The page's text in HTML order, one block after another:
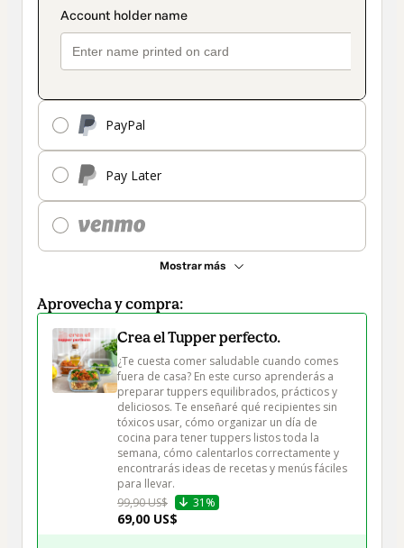
PayPal
Pay Later
Mostrar más
Aprovecha y compra:
Crea el Tupper perfecto.
¿Te cuesta comer saludable cuando comes
fuera de casa? En este curso aprenderás a
preparar tuppers equilibrados, prácticos y
deliciosos. Te enseñaré qué recipientes sin
tóxicos usar, cómo organizar un día de
cocina para tener tuppers listos toda la
semana, cómo calentarlos correctamente y
encontrarás ideas de recetas y menús fáciles
para llevar.
99,90 US$
31%
69,00 US$